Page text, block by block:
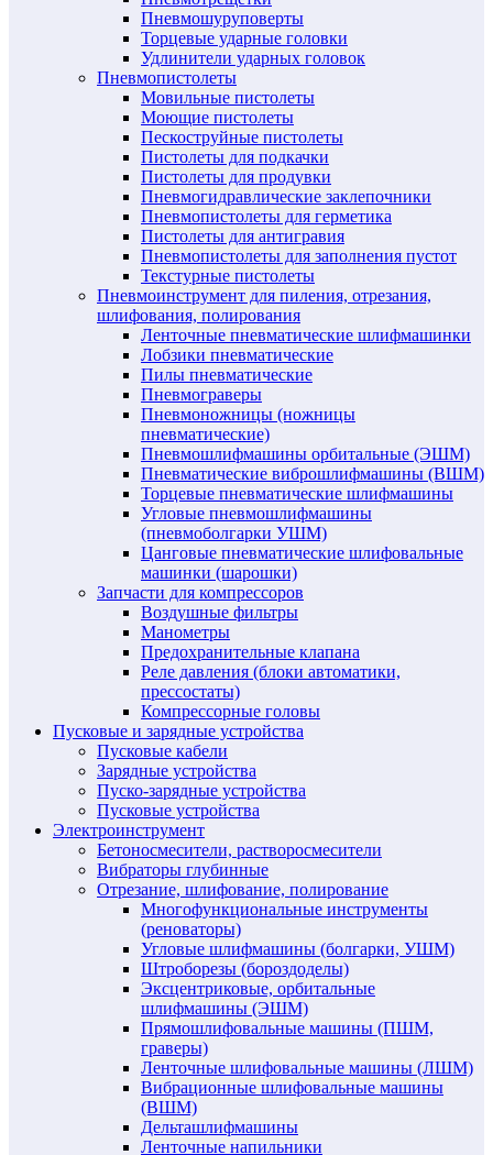
Пневмошуруповерты
Торцевые ударные головки
Удлинители ударных головок
Пневмопистолеты
Мовильные пистолеты
Моющие пистолеты
Пескоструйные пистолеты
Пистолеты для подкачки
Пистолеты для продувки
Пневмогидравлические заклепочники
Пневмопистолеты для герметика
Пистолеты для антигравия
Пневмопистолеты для заполнения пустот
Текстурные пистолеты
Пневмоинструмент для пиления, отрезания,
шлифования, полирования
Ленточные пневматические шлифмашинки
Лобзики пневматические
Пилы пневматические
Пневмограверы
Пневмоножницы (ножницы
пневматические)
Пневмошлифмашины орбитальные (ЭШМ)
Пневматические виброшлифмашины (ВШМ)
Торцевые пневматические шлифмашины
Угловые пневмошлифмашины
(пневмоболгарки УШМ)
Цанговые пневматические шлифовальные
машинки (шарошки)
Запчасти для компрессоров
Воздушные фильтры
Манометры
Предохранительные клапана
Реле давления (блоки автоматики,
прессостаты)
Компрессорные головы
Пусковые и зарядные устройства
Пусковые кабели
Зарядные устройства
Пуско-зарядные устройства
Пусковые устройства
Электроинструмент
Бетоносмесители, растворосмесители
Вибраторы глубинные
Отрезание, шлифование, полирование
Многофункциональные инструменты
(реноваторы)
Угловые шлифмашины (болгарки, УШМ)
Штроборезы (бороздоделы)
Эксцентриковые, орбитальные
шлифмашины (ЭШМ)
Прямошлифовальные машины (ПШМ,
граверы)
Ленточные шлифовальные машины (ЛШМ)
Вибрационные шлифовальные машины
(ВШМ)
Дельташлифмашины
Ленточные напильники